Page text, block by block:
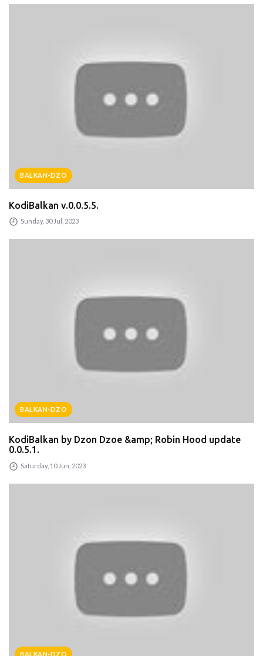
BALKAN-DZO
KodiBalkan v.0.0.5.5.
Sunday, 30 Jul, 2023
BALKAN-DZO
KodiBalkan by Dzon Dzoe &amp; Robin Hood update
0.0.5.1.
Saturday, 10 Jun, 2023
BALKAN-DZO